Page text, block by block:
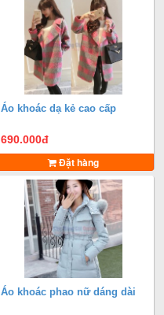
Áo khoác dạ kẻ cao cấp
690.000đ
Đặt hàng
Áo khoác phao nữ dáng dài